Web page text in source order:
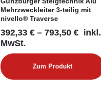
Mehrzweckleiter 3-teilig mit
nivello® Traverse
392,33 € – 793,50 € inkl.
MwSt.
Zum Produkt